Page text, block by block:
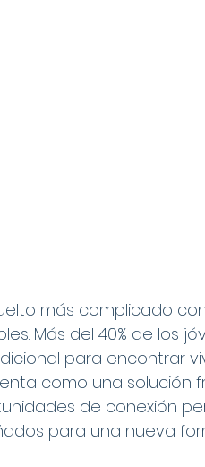
más complicado
Más del 40% de los
para encontrar
como una solución
de conexión
para una nueva